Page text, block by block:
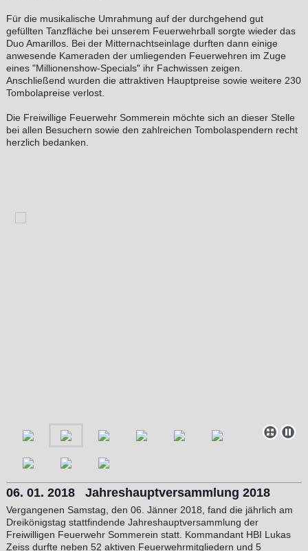
Für die musikalische Umrahmung auf der durchgehend gut
gefüllten Tanzfläche bei unserem Feuerwehrball sorgte wieder das
Duo Amarillos. Bei der Mitternachtseinlage durften dann einige
anwesende Kameraden der umliegenden Feuerwehren im Zuge
eines "Millionenshow-Specials" ihr Fachwissen zeigen.
Anschließend wurden die attraktiven Hauptpreise sowie weitere 230
Tombolapreise verlost.
Die Freiwillige Feuerwehr Sommerein möchte sich an dieser Stelle
bei allen Besuchern sowie den zahlreichen Tombolaspendern recht
herzlich bedanken.
06. 01. 2018 Jahreshauptversammlung 2018
Vergangenen Samstag, den 06. Jänner 2018, fand die jährlich am
Dreikönigstag stattfindende Jahreshauptversammlung der
Freiwilligen Feuerwehr Sommerein statt. Kommandant HBI Lukas
Zeiss durfte neben 52 aktiven Feuerwehrmitgliedern und 5